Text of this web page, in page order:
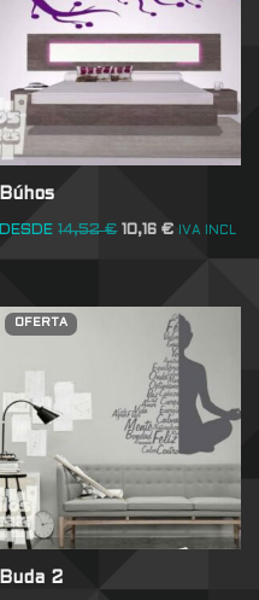
Búhos
DESDE 14,52€ 10,16€ IVA INCL
OFERTA
Buda 2